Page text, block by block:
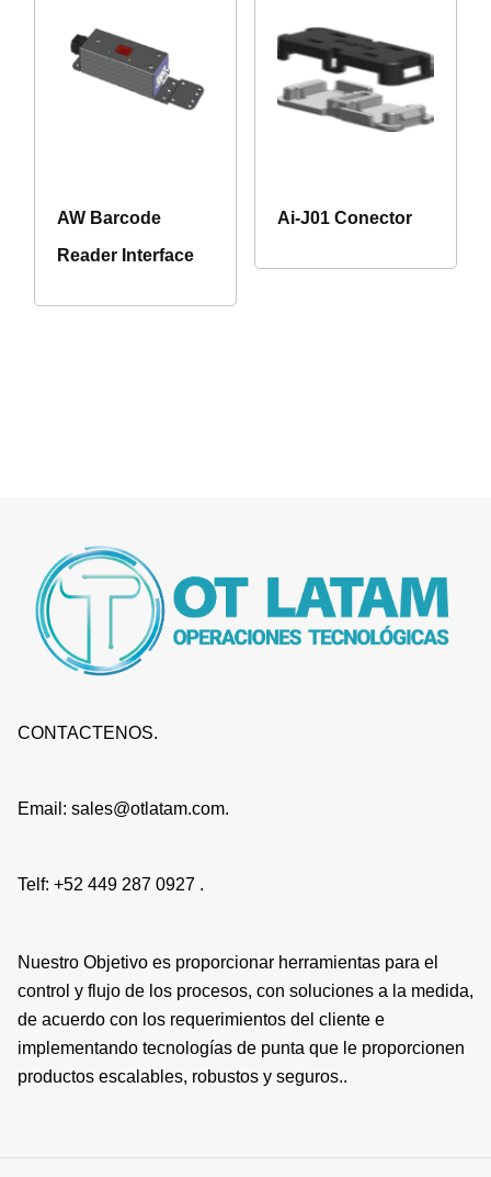
AW Barcode
Reader Interface
Ai-J01 Conector
CONTACTENOS.
Email: sales@otlatam.com.
Telf: +52 449 287 0927 .
Nuestro Objetivo es proporcionar herramientas para el
control y flujo de los procesos, con soluciones a la medida,
de acuerdo con los requerimientos del cliente e
implementando tecnologías de punta que le proporcionen
productos escalables, robustos y seguros..